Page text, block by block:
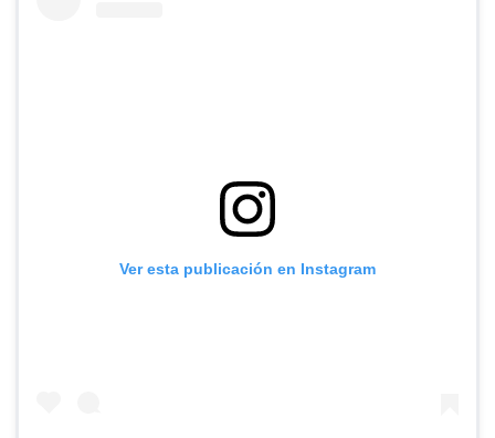
Ver esta publicación en Instagram